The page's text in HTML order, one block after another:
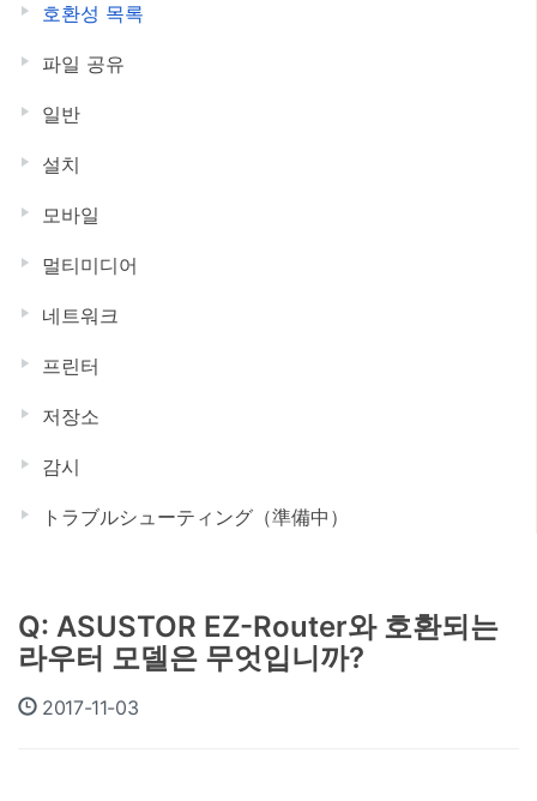
호환성 목록
파일 공유
일반
설치
모바일
멀티미디어
네트워크
프린터
저장소
감시
トラブルシューティング（準備中）
Q: ASUSTOR EZ-Router와 호환되는
라우터 모델은 무엇입니까?
2017-11-03